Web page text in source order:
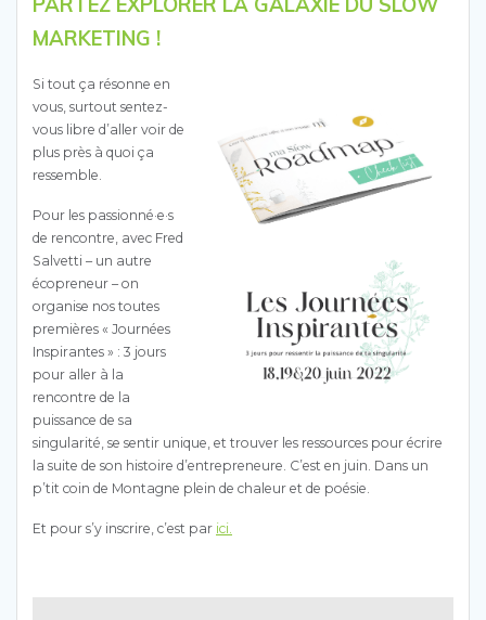
MARKETING !
Si tout ça résonne en
vous, surtout sentez-
vous libre d’aller voir de
plus près à quoi ça
ressemble.
Pour les passionné·e·s
de rencontre, avec Fred
Salvetti – un autre
écopreneur – on
organise nos toutes
premières « Journées
Inspirantes » : 3 jours
pour aller à la
rencontre de la
puissance de sa
singularité, se sentir unique, et trouver les ressources pour écrire
la suite de son histoire d’entrepreneure . C’est en juin. Dans un
p’tit coin de Montagne plein de chaleur et de poésie.
Et pour s’y inscrire, c’est par ici.